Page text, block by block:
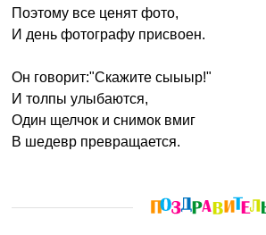
Поэтому все ценят фото,
И день фотографу присвоен.
Он говорит:"Скажите сыыыр!"
И толпы улыбаются,
Один щелчок и снимок вмиг
В шедевр превращается.